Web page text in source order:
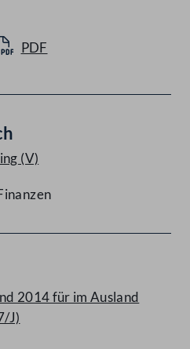
PDF
(V)
2014 für im Ausland
J)